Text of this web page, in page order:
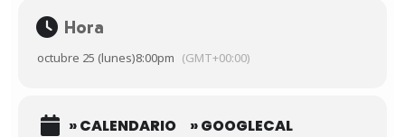
Hora
octubre 25 (lunes)8:00pm (GMT+00:00)
» CALENDARIO » GOOGLECAL